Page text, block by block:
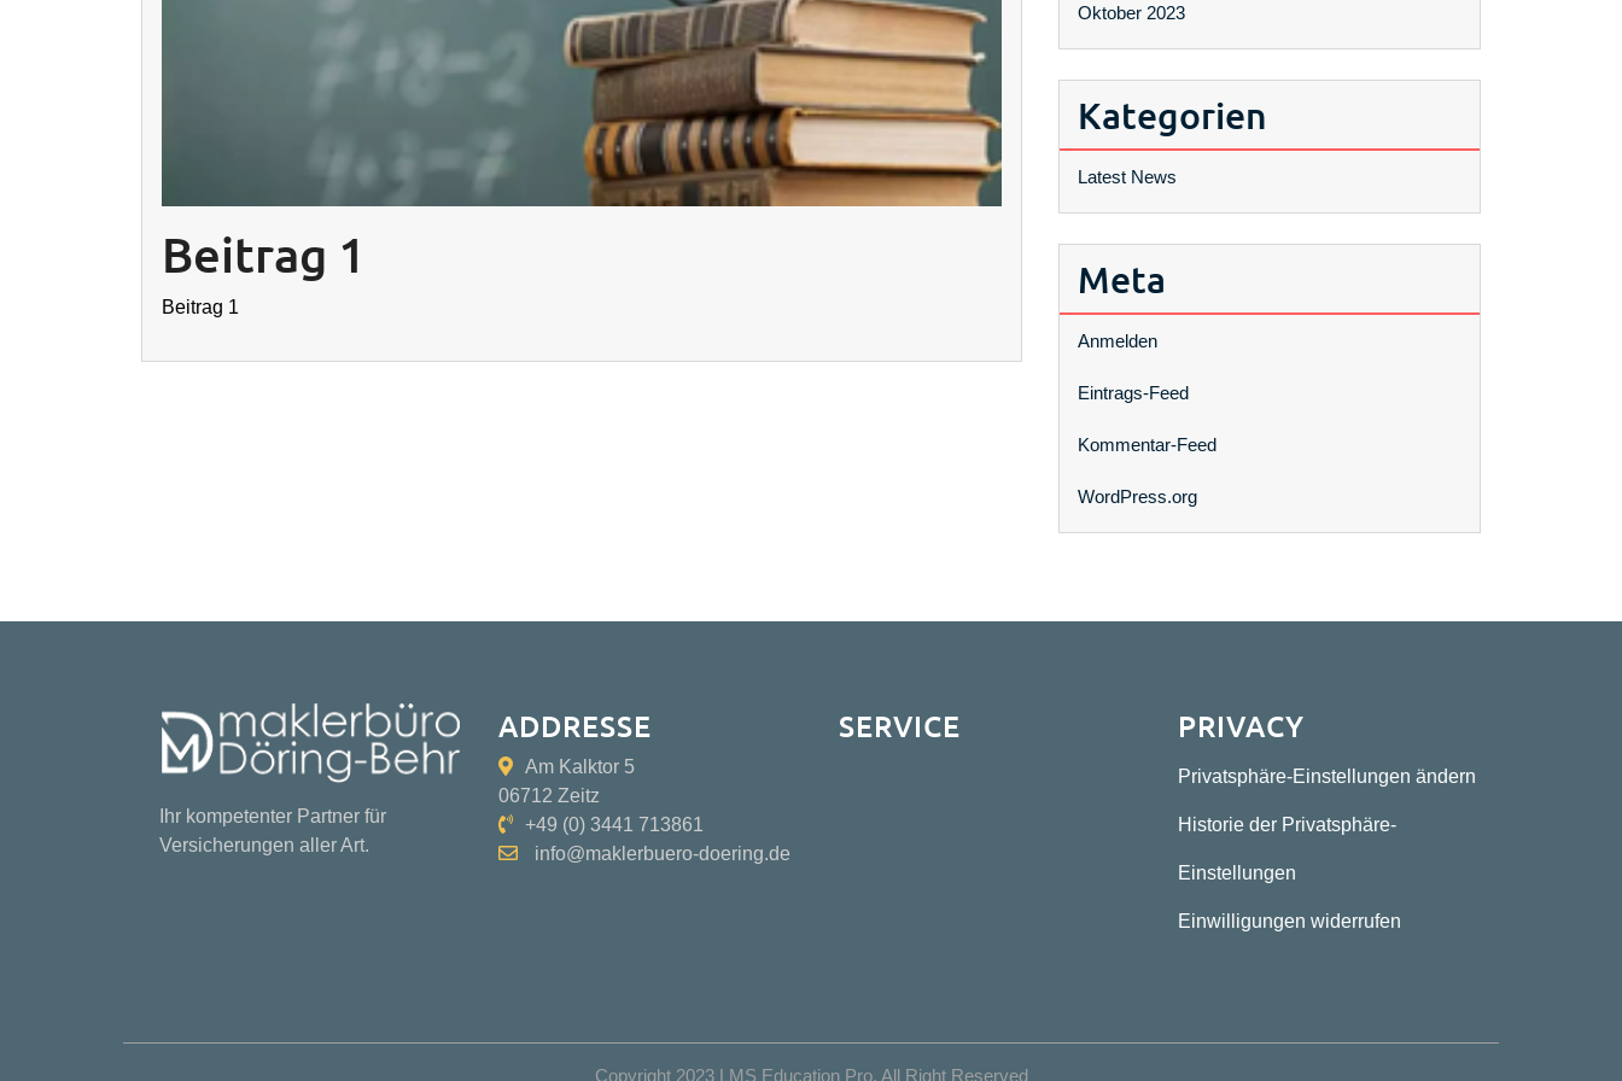
Beitrag 1
Beitrag 1
Oktober 2023
Kategorien
Latest News
Meta
Anmelden
Eintrags-Feed
Kommentar-Feed
WordPress.org
Ihr kompetenter Partner für
Versicherungen aller Art.
ADDRESSE
Am Kalktor 5
06712 Zeitz
+49 (0) 3441 713861
info@maklerbuero-doering.de
SERVICE PRIVACY
Privatsphäre-Einstellungen ändern
Historie der Privatsphäre-
Einstellungen
Einwilligungen widerrufen
Copyright 2023 LMS Education Pro. All Right Reserved